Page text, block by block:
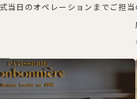
当日のオペレーションまでご担当